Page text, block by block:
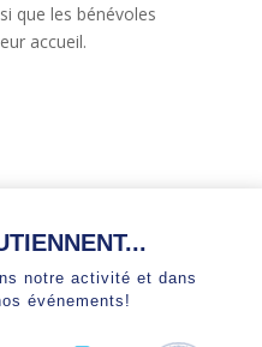
que les bénévoles
accueil.
notre activité et dans
événements!